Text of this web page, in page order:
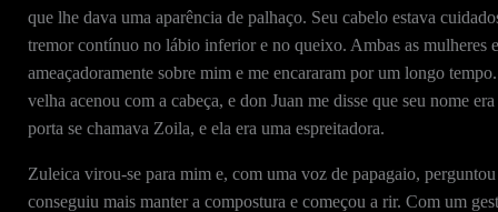
que lhe dava uma aparência de palhaço. Seu cabelo estava
tremor contínuo no lábio inferior e no queixo. Ambas as mulheres
ameaçadoramente sobre mim e me encararam por um longo
velha acenou com a cabeça, e don Juan me disse que seu nome
porta se chamava Zoila, e ela era uma espreitadora.
Zuleica virou-se para mim e, com uma voz de papagaio,
conseguiu mais manter a compostura e começou a rir. Com um